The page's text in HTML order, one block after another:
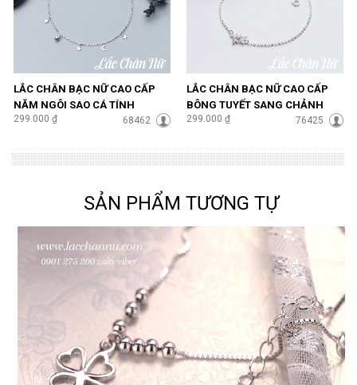
LẮC CHÂN BẠC NỮ CAO CẤP
NĂM NGÔI SAO CÁ TÍNH
LCBN100
299.000 ₫ 68462
LẮC CHÂN BẠC NỮ CAO CẤP
BÔNG TUYẾT SANG CHẢNH
LCBN102
299.000 ₫ 76425
SẢN PHẨM TƯƠNG TỰ